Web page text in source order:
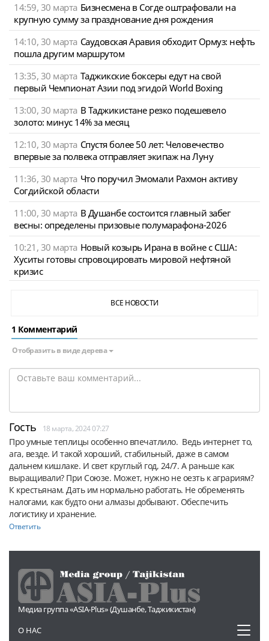
14:59, 30 марта Бизнесмена в Согде оштрафовали на
крупную сумму за празднование дня рождения
14:10, 30 марта Саудовская Аравия обходит Ормуз: нефть
пошла другим маршрутом
13:35, 30 марта Таджикские боксеры едут на свой
первый Чемпионат Азии под эгидой World Boxing
13:00, 30 марта В Таджикистане резко подешевело
золото: минус 14% за месяц
12:10, 30 марта Спустя более 50 лет: Человечество
впервые за полвека отправляет экипаж на Луну
11:36, 30 марта Что поручил Эмомали Рахмон активу
Согдийской области
11:00, 30 марта В Душанбе состоится главный забег
весны: определены призовые полумарафона-2026
10:21, 30 марта Новый козырь Ирана в войне с США:
Хуситы готовы спровоцировать мировой нефтяной
кризис
ВСЕ НОВОСТИ
1 Комментарий
Отобразить в виде дерева
Гость 18 марта, 2024 07:27
Про умные теплицы особенно впечатлило.  Ведь интернет то,
ага, везде. И такой хороший, стабильный, даже в самом
дальнем кишлаке. И свет круглый год, 24/7. А раньше как
выращивали? При Союзе. Может, нужно не оезть к аграриям?
К крестьянам. Дать им нормально работать. Не обременять
налогами, как будто они алмазы добывают. Обеспечить
логистику и хранение.
Ответить
Медиа группа «ASIA-Plus» (Душанбе, Таджикистан)
О НАС